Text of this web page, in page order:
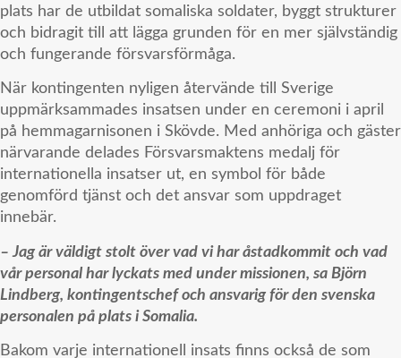
plats har de utbildat somaliska soldater, byggt strukturer
och bidragit till att lägga grunden för en mer självständig
och fungerande försvarsförmåga.
När kontingenten nyligen återvände till Sverige
uppmärksammades insatsen under en ceremoni i april
på hemmagarnisonen i Skövde. Med anhöriga och gäster
närvarande delades Försvarsmaktens medalj för
internationella insatser ut, en symbol för både
genomförd tjänst och det ansvar som uppdraget
innebär.
– Jag är väldigt stolt över vad vi har åstadkommit och vad
vår personal har lyckats med under missionen, sa Björn
Lindberg, kontingentschef och ansvarig för den svenska
personalen på plats i Somalia.
Bakom varje internationell insats finns också de som